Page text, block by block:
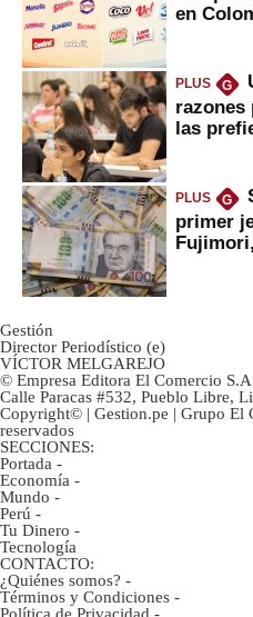
en
PLUS G
razones
las
PLUS G
primer
Gestión
Director Periodístico (e)
VÍCTOR MELGAREJO
© Empresa Editora El Comercio
Calle Paracas #532, Pueblo Libre,
Copyright© | Gestion.pe | Grupo El
reservados
SECCIONES:
Portada -
Economía -
Mundo -
Perú -
Tu Dinero -
Tecnología
CONTACTO:
¿Quiénes somos? -
Términos y Condiciones -